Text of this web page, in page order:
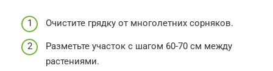
Очистите грядку от многолетних сорняков.
Разметьте участок с шагом 60-70 см между
растениями.